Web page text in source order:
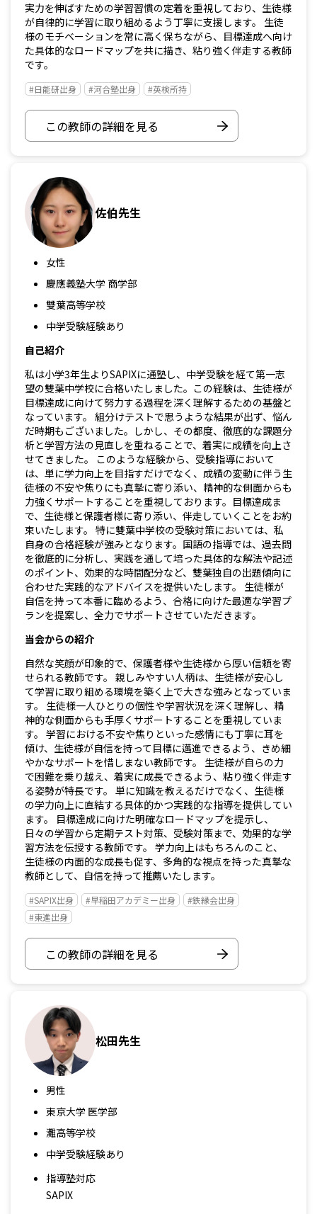
実力を伸ばすための学習習慣の定着を重視しており、生徒様
が自律的に学習に取り組めるよう丁寧に支援します。 生徒
様のモチベーションを常に高く保ちながら、目標達成へ向け
た具体的なロードマップを共に描き、粘り強く伴走する教師
です。
#日能研出身 #河合塾出身 #英検所持
この教師の詳細を見る
佐伯先生
女性
慶應義塾大学 商学部
雙葉高等学校
中学受験経験あり
自己紹介
私は小学3年生よりSAPIXに通塾し、中学受験を経て第一志
望の雙葉中学校に合格いたしました。この経験は、生徒様が
目標達成に向けて努力する過程を深く理解するための基盤と
なっています。 組分けテストで思うような結果が出ず、悩ん
だ時期もございました。しかし、その都度、徹底的な課題分
析と学習方法の見直しを重ねることで、着実に成績を向上さ
せてきました。 このような経験から、受験指導において
は、単に学力向上を目指すだけでなく、成績の変動に伴う生
徒様の不安や焦りにも真摯に寄り添い、精神的な側面からも
力強くサポートすることを重視しております。目標達成ま
で、生徒様と保護者様に寄り添い、伴走していくことをお約
束いたします。 特に雙葉中学校の受験対策においては、私
自身の合格経験が強みとなります。国語の指導では、過去問
を徹底的に分析し、実践を通して培った具体的な解法や記述
のポイント、効果的な時間配分など、雙葉独自の出題傾向に
合わせた実践的なアドバイスを提供いたします。 生徒様が
自信を持って本番に臨めるよう、合格に向けた最適な学習プ
ランを提案し、全力でサポートさせていただきます。
当会からの紹介
自然な笑顔が印象的で、保護者様や生徒様から厚い信頼を寄
せられる教師です。 親しみやすい人柄は、生徒様が安心し
て学習に取り組める環境を築く上で大きな強みとなっていま
す。 生徒様一人ひとりの個性や学習状況を深く理解し、精
神的な側面からも手厚くサポートすることを重視していま
す。 学習における不安や焦りといった感情にも丁寧に耳を
傾け、生徒様が自信を持って目標に邁進できるよう、きめ細
やかなサポートを惜しまない教師です。 生徒様が自らの力
で困難を乗り越え、着実に成長できるよう、粘り強く伴走す
る姿勢が特長です。 単に知識を教えるだけでなく、生徒様
の学力向上に直結する具体的かつ実践的な指導を提供してい
ます。 目標達成に向けた明確なロードマップを提示し、
日々の学習から定期テスト対策、受験対策まで、効果的な学
習方法を伝授する教師です。 学力向上はもちろんのこと、
生徒様の内面的な成長も促す、多角的な視点を持った真摯な
教師として、自信を持って推薦いたします。
#SAPIX出身 #早稲田アカデミー出身
#鉄縁会出身
#東進出身
この教師の詳細を見る
松田先生
男性
東京大学 医学部
灘高等学校
中学受験経験あり
指導塾対応
SAPIX